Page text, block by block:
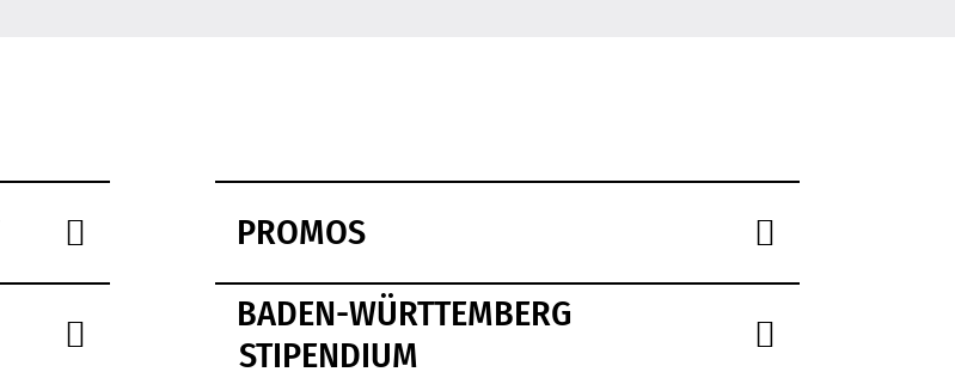
PROMOS
BADEN-WÜRTTEMBERG
STIPENDIUM